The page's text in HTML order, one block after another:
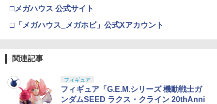
□メガハウス 公式サイト
□「メガハウス_メガホビ」公式Xアカウント
関連記事
フィギュア
フィギュア「G.E.M.シリーズ 機動戦士ガ
ンダムSEED ラクス・クライン 20thAnni